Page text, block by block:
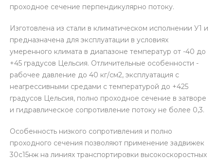
проходное сечение перпендикулярно потоку.
Изготовлена из стали в климатическом исполнении У1 и
предназначена для эксплуатации в условиях
умеренного климата в диапазоне температур от -40 до
+45 градусов Цельсия. Отличительные особенности -
рабочее давление до 40 кг/см2, эксплуатация с
неагрессивными средами с температурой до +425
градусов Цельсия, полно проходное сечение в затворе
и гидравлическое сопротивление потоку не более 0,3.
Особенность низкого сопротивления и полно
проходного сечения позволяют применение задвижек
30с15нж на линиях транспортировки высокоскоростных